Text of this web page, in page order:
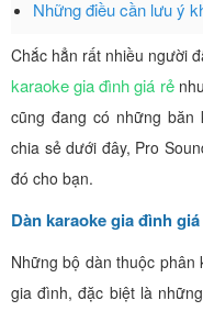
Những điều cần lưu ý
Chắc hẳn rất nhiều người
karaoke gia đình giá rẻ
cũng đang có những
chia sẻ dưới đây, Pro
đó cho bạn.
Dàn karaoke gia đình
Những bộ dàn thuộc
gia đình, đặc biệt là